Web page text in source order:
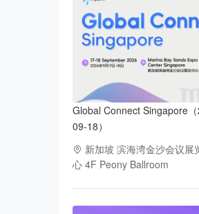
Global Connect Singapore
09-18）
新加坡 滨海湾金沙会议展
心 4F Peony Ballroom